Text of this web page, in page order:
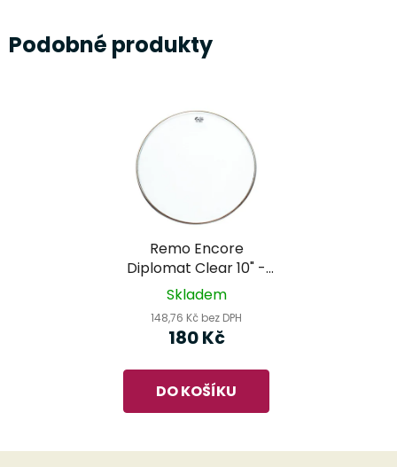
Podobné produkty
Remo Encore
Diplomat Clear 10" -
blána na buben
Skladem
148,76 Kč bez DPH
180 Kč
DO KOŠÍKU